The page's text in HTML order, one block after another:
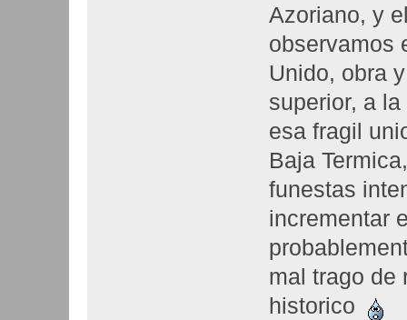
Azoriano, y
observamos
Unido, obra
superior, a
esa fragil
Baja
funestas
incrementar
mal trago de
historico